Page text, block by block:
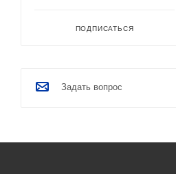
ПОДПИСАТЬСЯ
Задать вопрос